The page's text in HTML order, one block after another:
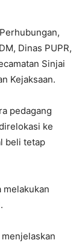
Dinas PUPR,
Sinjai
Kejaksaan.
pedagang
ke
beli tetap
melakukan